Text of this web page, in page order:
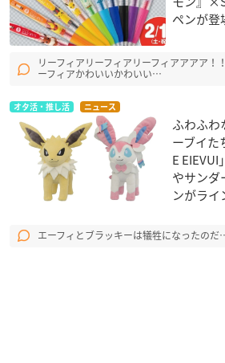
ペンが登
リーフィアリーフィアリーフィアアアア！
ーフィアかわいいかわいい…
オタ活・推し活 ニュース
ふわふわ
ーブイた
E
やサンダ
ンがライ
エーフィとブラッキーは犠牲になったの